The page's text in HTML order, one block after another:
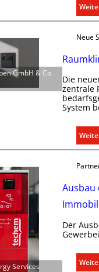
GmbH & Co.
Neue
Die
zentrale
System
Services
Der